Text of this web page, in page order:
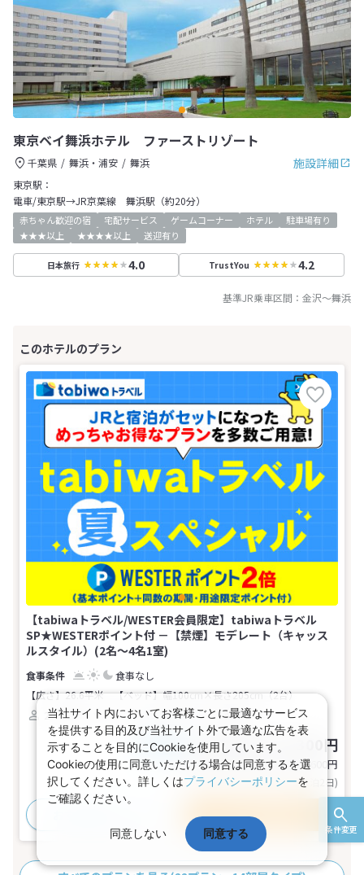
条件変更
東京ベイ舞浜ホテル ファーストリゾート
施設詳細
千葉県 舞浜・浦安
舞浜
東京駅：
電車/東京駅→JR京葉線 舞浜駅（約20分）
赤ちゃん歓迎の宿 宅配サービス ゲームコーナー ホテル
駐車場有り
★★★以上
★★★★以上 送迎有り
日本旅行 4.0 TrustYou 4.2
基準JR乗車区間： 金沢～舞浜
【tabiwaトラベル/WESTER会員限定】tabiwaトラベル
SP★WESTERポイント付 －【禁煙】モデレート（キャッス
ルスタイル）(2名～4名1室)
食事なし
【広さ】26.6平米
【ベッド】幅100cm×長さ205cm（2台）
2～4名
ツイン バス トイレ 禁煙
おとな1名 税込43,900～56,300円
基本代金合計87,800〜112,600 円
(おとな2名 こども0名・1部屋/1泊2日)
プランの詳細
当社サイト内においてお客様ごとに最適なサービス
を提供する目的及び当社サイト外で最適な広告を表
示することを目的にCookieを使用しています。
Cookieの使用に同意いただける場合は同意するを選
択してください。詳しくはプライバシーポリシーを
ご確認ください。
同意しない 同意する